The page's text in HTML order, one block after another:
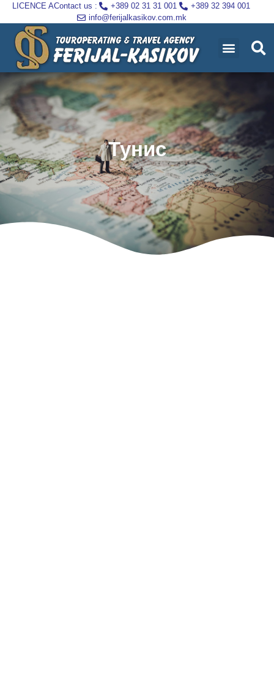
LICENCE AContact us : +389 02 31 31 001
+389 32 394 001
info@ferijalkasikov.com.mk
Тунис